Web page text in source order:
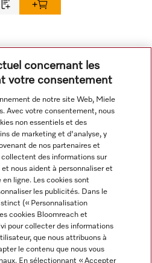
concernant les
votre consentement
de notre site Web, Miele
Avec votre consentement, nous
non essentiels et des
de marketing et d'analyse, y
de nos partenaires et
des informations sur
nous aident à personnaliser et
ligne. Les cookies sont
les publicités. Dans le
(« Personnalisation
cookies Bloomreach et
pour collecter des informations
que nous attribuons à
le contenu que nous vous
En sélectionnant « Accepter